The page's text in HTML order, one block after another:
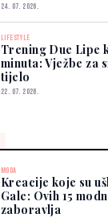
24. 07. 2026.
LIFESTYLE
Trening Due Lipe
minuta: Vježbe za
tijelo
22. 07. 2026.
MODA
Kreacije koje su
Gale: Ovih 15
zaboravlja